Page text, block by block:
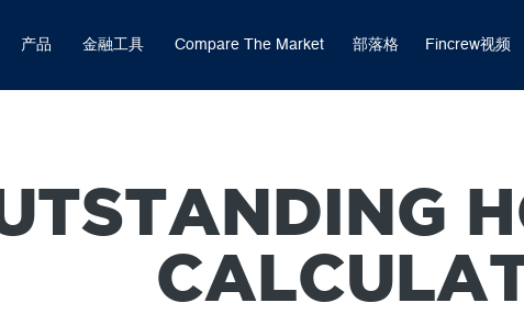
产品 金融工具 Compare The Market 部落格 Fincrew视频